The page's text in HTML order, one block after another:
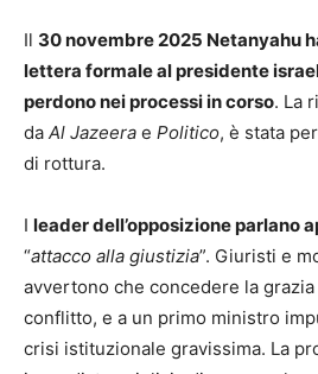
Il 30 novembre 2025 Netanyahu
lettera formale al presidente
perdono nei processi in corso. La
da Al Jazeera e Politico, è stata
di rottura.
I leader dell’opposizione parlano
“attacco alla giustizia”. Giuristi e
avvertono che concedere la
conflitto, e a un primo ministro
crisi istituzionale gravissima. La